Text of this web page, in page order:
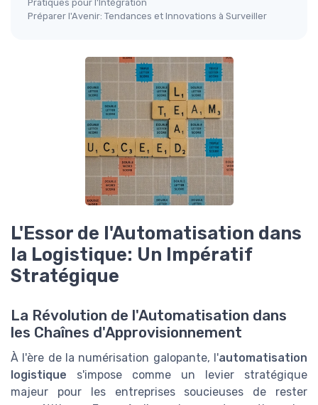
Pratiques pour l'Intégration
Préparer l'Avenir: Tendances et Innovations à Surveiller
L'Essor de l'Automatisation dans
la Logistique: Un Impératif
Stratégique
La Révolution de l'Automatisation dans
les Chaînes d'Approvisionnement
À l'ère de la numérisation galopante, l'automatisation
logistique s'impose comme un levier stratégique
majeur pour les entreprises soucieuses de rester